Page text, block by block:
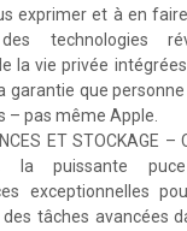
exprimer et à en
technologies
la vie privée
garantie que
– pas même Apple.
ET STOCKAGE
la puissante
exceptionnelles
des tâches avancées